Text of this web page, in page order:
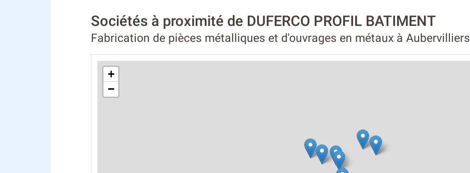
Sociétés à proximité de DUFERCO PROFIL BATIMENT
Fabrication de pièces métalliques et d'ouvrages en métaux à Aubervilliers
+
−